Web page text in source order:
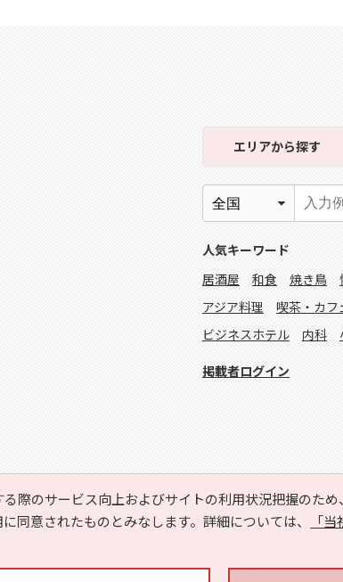
際のサービス向上およびサイトの利用状況把握のた
同意されたものとみなします。詳細については、
「
エリアから探す
人気キーワード
居酒屋
和食 焼き鳥
アジア料理
喫茶・カフ
ビジネスホテル
内科
掲載者ログイン
Copyright © HYOJITO.Co.,Ltd. All Rights Reserved.